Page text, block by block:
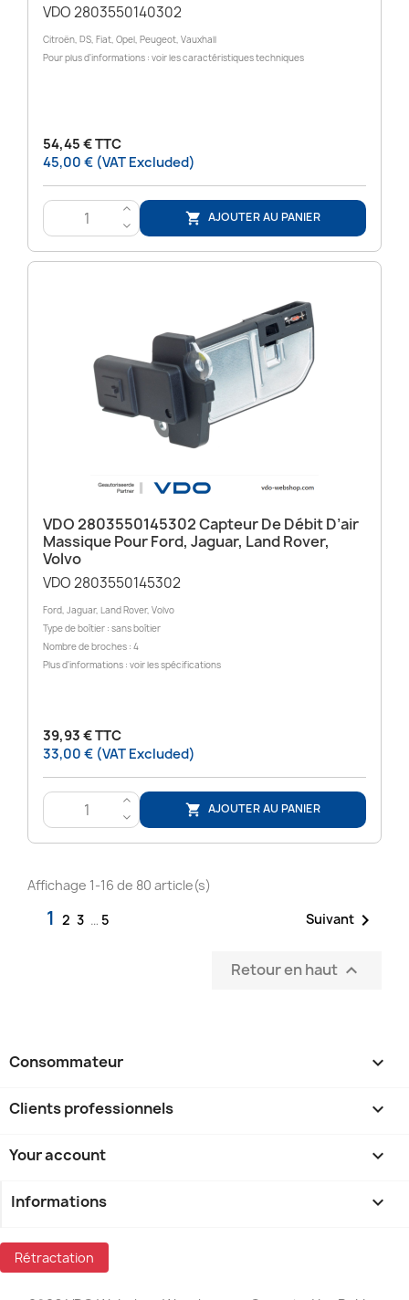
VDO 2803550140302
Citroën, DS, Fiat, Opel, Peugeot, Vauxhall
Pour plus d'informations : voir les caractéristiques techniques
54,45 € TTC
45,00 € (VAT Excluded)
>
<
 AJOUTER AU PANIER
VDO 2803550145302 Capteur De Débit D’air
Massique Pour Ford, Jaguar, Land Rover,
Volvo
VDO 2803550145302
Ford, Jaguar, Land Rover, Volvo
Type de boîtier : sans boîtier
Nombre de broches : 4
Plus d'informations : voir les spécifications
39,93 € TTC
33,00 € (VAT Excluded)
>
<
 AJOUTER AU PANIER
Affichage 1-16 de 80 article(s)
1 2 3 … 5 Suivant 
Retour en haut 
Consommateur 
Clients professionnels 
Your account 
Informations keyboard_arrow_down
Rétractation